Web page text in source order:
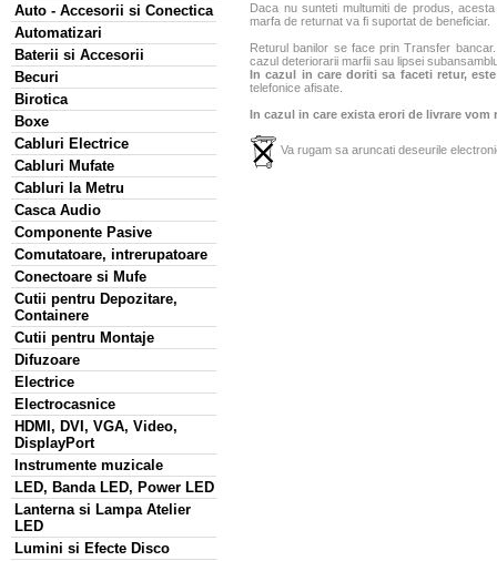
Auto - Accesorii si Conectica
Automatizari
Baterii si Accesorii
Becuri
Birotica
Boxe
Cabluri Electrice
Cabluri Mufate
Cabluri la Metru
Casca Audio
Componente Pasive
Comutatoare, intrerupatoare
Conectoare si Mufe
Cutii pentru Depozitare,
Containere
Cutii pentru Montaje
Difuzoare
Electrice
Electrocasnice
HDMI, DVI, VGA, Video,
DisplayPort
Instrumente muzicale
LED, Banda LED, Power LED
Lanterna si Lampa Atelier
LED
Lumini si Efecte Disco
Daca nu sunteti multumiti de produs,
marfa de returnat va fi suportat de beneficiar.
Returul banilor se face prin Transfer
cazul deteriorarii marfii sau lipsei
In cazul in care doriti sa faceti retur,
telefonice afisate.
In cazul in care exista erori de livrare
Va rugam sa aruncati deseurile